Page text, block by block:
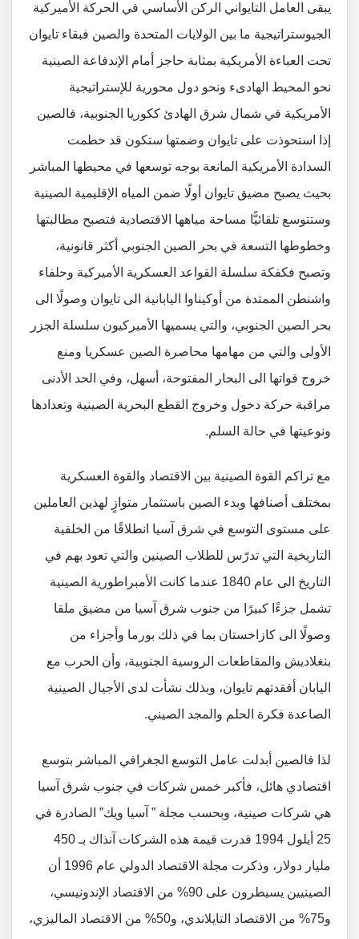
يبقى العامل التايواني الركن الأساسي في الحركة الأميركية
الجيوستراتيجية ما بين الولايات المتحدة والصين فبقاء تايوان
تحت العباءة الأمريكية بمثابة حاجز أمام الإندفاعة الصينية
نحو المحيط الهادىء ونحو دول محورية للإستراتيجية
الأمريكية في شمال شرق الهادئ ككوريا الجنوبية، فالصين
إذا استحوذت على تايوان وضمتها ستكون قد حطمت
السدادة الأمريكية المانعة بوجه توسعها في محيطها المباشر
بحيث يصبح مضيق تايوان أولًا ضمن المياه الإقليمية الصينية
وستتوسع تلقائيًّا مساحة مياهها الاقتصادية فتصبح مطالبتها
وخطوطها التسعة في بحر الصين الجنوبي أكثر قانونية،
وتصبح فكفكة سلسلة القواعد العسكرية الأميركية وحلفاء
واشنطن الممتدة من أوكيناوا اليابانية الى تايوان وصولًا الى
بحر الصين الجنوبي، والتي يسميها الأميركيون سلسلة الجزر
الأولى والتي من مهامها محاصرة الصين عسكريا ومنع
خروج قواتها الى البحار المفتوحة، أسهل، وفي الحد الأدنى
مراقبة حركة دخول وخروج القطع البحرية الصينية وتعدادها
ونوعيتها في حالة السلم.
مع تراكم القوة الصينية بين الاقتصاد والقوة العسكرية
بمختلف أصنافها وبدء الصين باستثمار متوازٍ لهذين العاملين
على مستوى التوسع في شرق آسيا انطلاقًا من الخلفية
التاريخية التي تدرّس للطلاب الصينين والتي تعود بهم في
التاريخ الى عام 1840 عندما كانت الأمبراطورية الصينية
تشمل جزءًا كبيرًا من جنوب شرق آسيا من مضيق ملقا
وصولًا الى كازاخستان بما في ذلك بورما وأجزاء من
بنغلاديش والمقاطعات الروسية الجنوبية، وأن الحرب مع
اليابان أفقدتهم تايوان، وبذلك نشأت لدى الأجيال الصينية
الصاعدة فكرة الحلم والمجد الصيني.
لذا فالصين أبدلت عامل التوسع الجغرافي المباشر بتوسع
اقتصادي هائل، فأكبر خمس شركات في جنوب شرق آسيا
هي شركات صينية، وبحسب مجلة ” آسيا ويك” الصادرة في
25 أيلول 1994 قدرت قيمة هذه الشركات آنذاك بـ 450
مليار دولار، وذكرت مجلة الاقتصاد الدولي عام 1996 أن
الصينيين يسيطرون على 90% من الاقتصاد الإندونيسي،
و75% من الاقتصاد التايلاندي، و50% من الاقتصاد الماليزي،